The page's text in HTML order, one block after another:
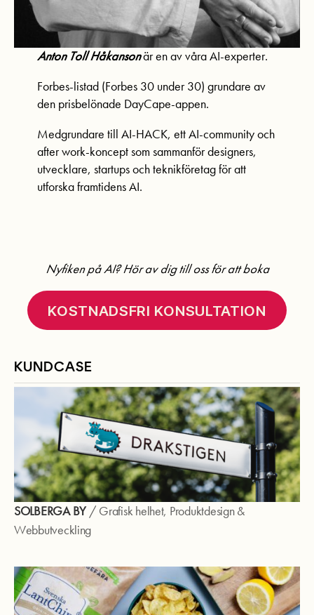
Anton Toll Håkansonär en av våra AI-experter.
Forbes-listad (Forbes 30 under 30) grundare av
den prisbelönade DayCape-appen.
Medgrundare till AI-HACK, ett AI-community och
after work-koncept som sammanför designers,
utvecklare, startups och teknikföretag för att
utforska framtidens AI.
Nyfiken på AI? Hör av dig till oss för att boka
KOSTNADSFRI KONSULTATION
KUNDCASE
SOLBERGA BY/ Grafisk helhet, Produktdesign&
Webbutveckling